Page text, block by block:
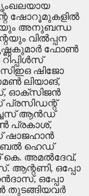
ശൃംഖലയായ
ഷോറൂമുകളില്‍
അനുബന്ധ
വില്‍പ്പന
കൃഷ്ണകുമാര്‍ ഫോണ്‍
സിഇഒ ഷിജോ
ലിയാങ്,
ഓക്സിജന്‍
പ്രസിഡന്റ്
ആന്‍ഡ്
പ്രകാശ്,
ഷാജഹാന്‍
ഹെഡ്
കെ. അമല്‍ദേവ്,
ആന്റണി, ഒപ്പോ
ഒപ്പോ
തുടങ്ങിയവര്‍